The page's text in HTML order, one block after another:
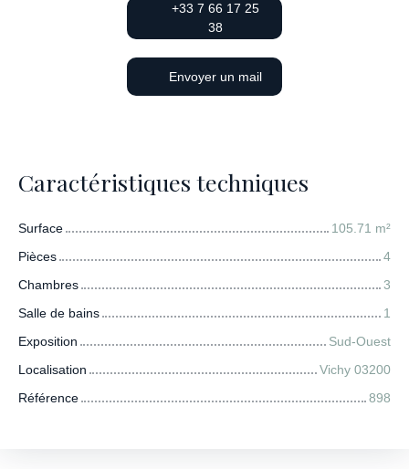
+33 7 66 17 25
38
Envoyer un mail
Caractéristiques techniques
Surface 105.71 m²
Pièces
4
Chambres
3
Salle de bains
1
Exposition
Sud-Ouest
Localisation
Vichy 03200
Référence
898